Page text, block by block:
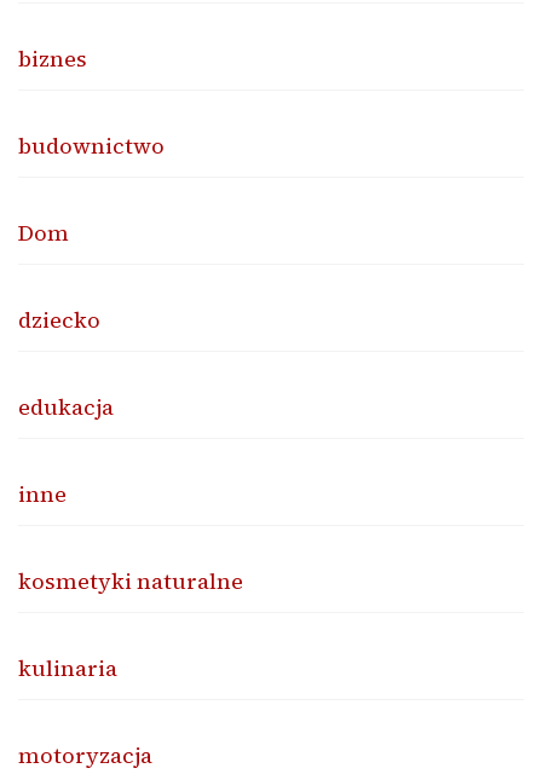
biznes
budownictwo
Dom
dziecko
edukacja
inne
kosmetyki naturalne
kulinaria
motoryzacja